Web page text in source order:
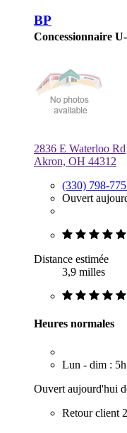
BP
Concessionnaire
2836 E Waterloo Rd
Akron, OH 44312
(330) 798-
Ouvert
Distance estimée
3,9 milles
Heures normales
Lun - dim :
Ouvert aujourd'hui
Retour client